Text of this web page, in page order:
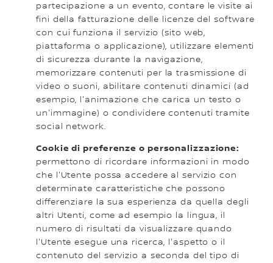
partecipazione a un evento, contare le visite ai
fini della fatturazione delle licenze del software
con cui funziona il servizio (sito web,
piattaforma o applicazione), utilizzare elementi
di sicurezza durante la navigazione,
memorizzare contenuti per la trasmissione di
video o suoni, abilitare contenuti dinamici (ad
esempio, l'animazione che carica un testo o
un'immagine) o condividere contenuti tramite
social network.
Cookie di preferenze o personalizzazione:
permettono di ricordare informazioni in modo
che l'Utente possa accedere al servizio con
determinate caratteristiche che possono
differenziare la sua esperienza da quella degli
altri Utenti, come ad esempio la lingua, il
numero di risultati da visualizzare quando
l'Utente esegue una ricerca, l'aspetto o il
contenuto del servizio a seconda del tipo di